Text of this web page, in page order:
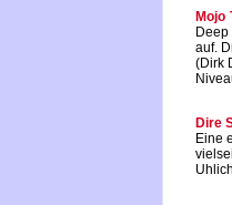
Mojo
auf.
(Dirk
Dire
Eine